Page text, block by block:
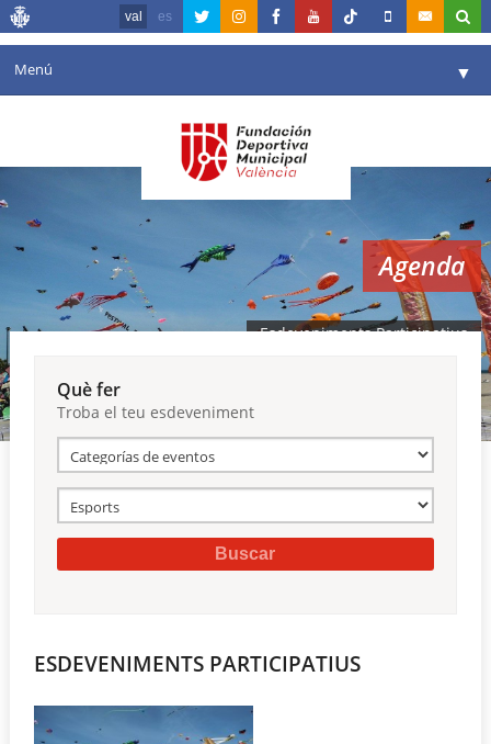
val es
Menú ▼
Agenda
Instal·lacions ▼
Comunicació ▼
València en esport ▼
Reserves
Agenda
Esdeveniments Participatius
Què fer
Troba el teu esdeveniment
ESDEVENIMENTS PARTICIPATIUS